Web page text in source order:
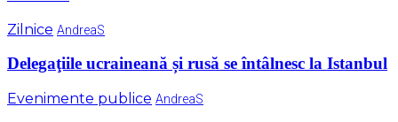
Zilnice AndreaS
Delegaţiile ucraineană și rusă se întâlnesc la Istanbul
Evenimente publice AndreaS